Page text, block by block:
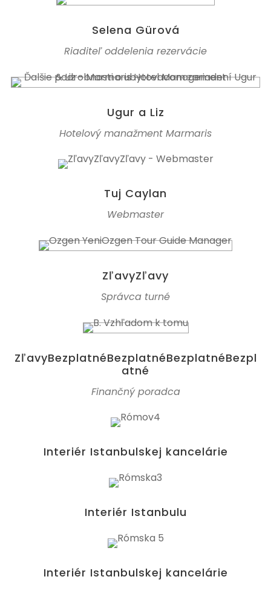
Selena Gürová
Riaditeľ oddelenia rezervácie
Ugur a Liz
Hotelový manažment Marmaris
Tuj Caylan
Webmaster
ZľavyZľavy
Správca turné
ZľavyBezplatnéBezplatnéBezplatnéBezpl
atné
Finančný poradca
Interiér Istanbulskej kancelárie
Interiér Istanbulu
Interiér Istanbulskej kancelárie